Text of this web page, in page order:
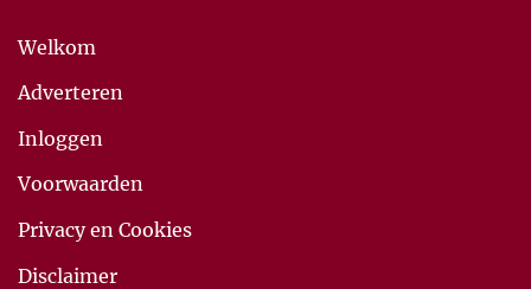
Welkom
Adverteren
Inloggen
Voorwaarden
Privacy en Cookies
Disclaimer